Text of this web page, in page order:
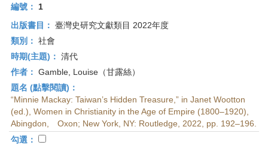
編號：
1
出版書目： 臺灣史研究文獻類目 2022年度
類別： 社會
時期(主題)： 清代
作者： Gamble, Louise（甘露絲）
題名 (點擊閱讀)：
“Minnie Mackay: Taiwan’s Hidden Treasure,” in Janet Wootton
(ed.), Women in Christianity in the Age of Empire (1800–1920),
Abingdon, Oxon; New York, NY: Routledge, 2022, pp. 192–196.
勾選：